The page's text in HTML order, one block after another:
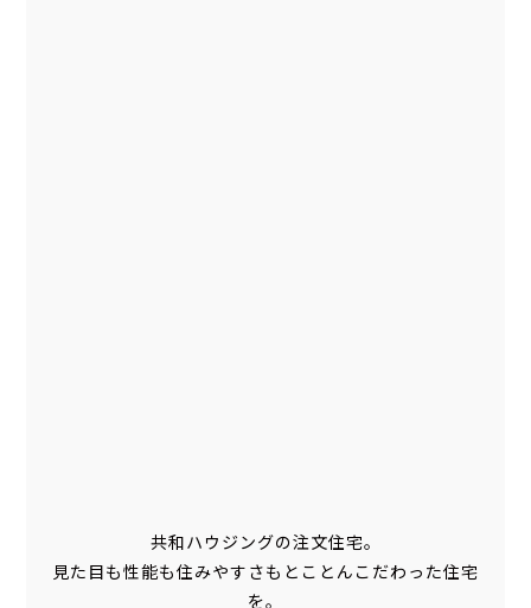
共和ハウジングの注文住宅。
見た目も性能も住みやすさもとことんこだわった住宅
を。